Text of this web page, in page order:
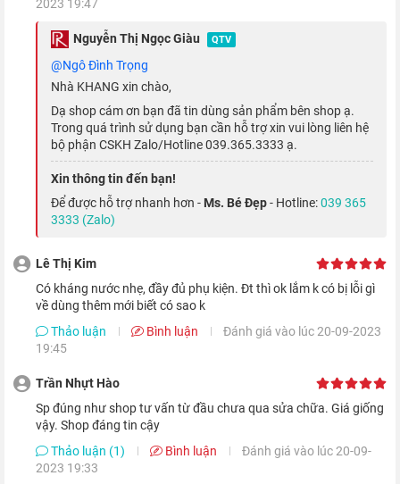
Năm nay, Táo Khuyết mang đến cho iPhone 12 Pro 4 gam màu
trong là iPhone 12 Pro 128GB iPhone 12 Pro 256GBvà
iPhone 12 Pro 512GB.
Trải nghiệm hoàn hảo trên màn hình OLED
2023 19:47
Nguyễn Thị Ngọc Giàu QTV
@Ngô Đình Trọng
Nhà KHANG xin chào,
Dạ shop cám ơn bạn đã tin dùng sản phẩm bên shop ạ.
Trong quá trình sử dụng bạn cần hỗ trợ xin vui lòng liên hệ
bộ phận CSKH Zalo/Hotline 039.365.3333 ạ.
Xin thông tin đến bạn!
Để được hỗ trợ nhanh hơn - Ms. Bé Đẹp- Hotline:039 365
3333 (Zalo)
Lê Thị Kim
Có kháng nước nhẹ, đầy đủ phụ kiện. Đt thì ok lắm k có bị lỗi gì
về dùng thêm mới biết có sao k
Thảo luận
Bình luận
Đánh giá vào lúc 20-09-2023
19:45
Trần Nhựt Hào
Sp đúng như shop tư vấn từ đầu chưa qua sửa chữa. Giá giống
vậy. Shop đáng tin cậy
Thảo luận (1)
Bình luận
Đánh giá vào lúc 20-09-
2023 19:33